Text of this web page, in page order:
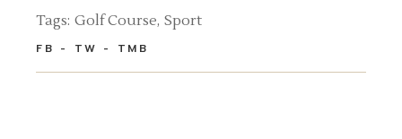
Tags: Golf Course Sport
FB TW TMB